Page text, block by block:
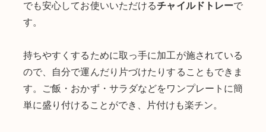
でも安心してお使いいただけるチャイルドトレーで
す。
持ちやすくするために取っ手に加工が施されている
ので、自分で運んだり片づけたりすることもできま
す。ご飯・おかず・サラダなどをワンプレートに簡
単に盛り付けることができ、片付けも楽チン。